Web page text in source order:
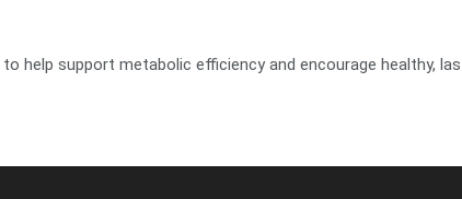
help support metabolic efficiency and encourage healthy,